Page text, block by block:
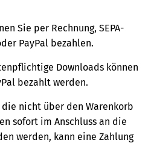
Sie per Rechnung, SEPA-
PayPal bezahlen.
Downloads können
bezahlt werden.
nicht über den Warenkorb
sofort im Anschluss an die
werden, kann eine Zahlung